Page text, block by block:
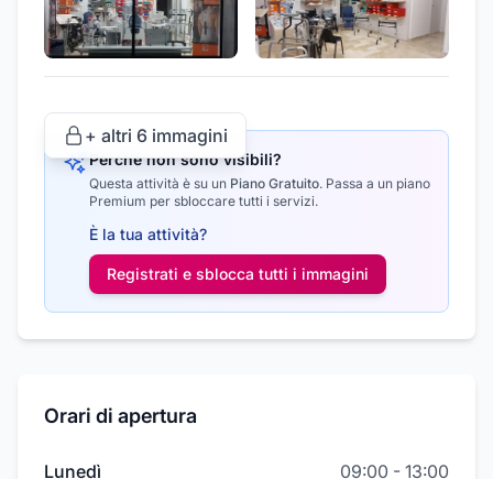
+ altri 6 immagini
Perché non sono visibili?
Questa attività è su un Piano Gratuito. Passa a un piano
Premium per sbloccare tutti i servizi.
È la tua attività?
Registrati e sblocca tutti i immagini
Orari di apertura
Lunedì 09:00 - 13:00